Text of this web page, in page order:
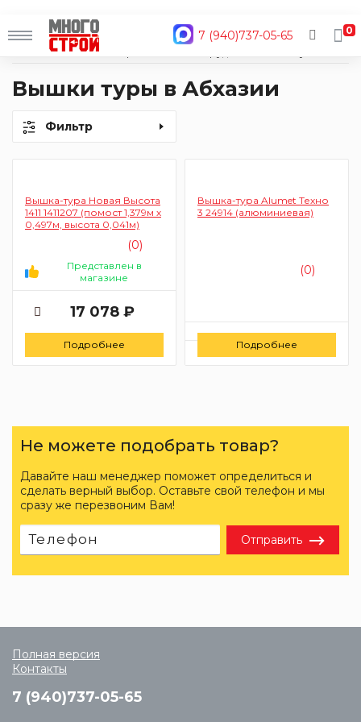
7 (940)737-05-65
0
Главная
Каталог
Вышки туры в Абхазии
Фильтр
Вышка-тура Новая Высота
1411 1411207 (помост 1,379м х
0,497м, высота 0,041м)
(0)
Представлен в
магазине
17 078 ₽
Подробнее
Вышка-тура Alumet Техно
3 24914 (алюминиевая)
(0)
Заказать
Подробнее
Не можете подобрать товар?
Давайте наш менеджер поможет определиться и
сделать верный выбор. Оставьте свой телефон и мы
сразу же перезвоним Вам!
Отправить
Полная версия
Контакты
7 (940)737-05-65